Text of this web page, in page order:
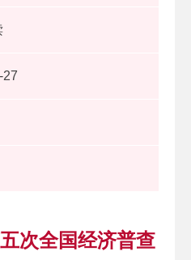
27
次全国经济普查